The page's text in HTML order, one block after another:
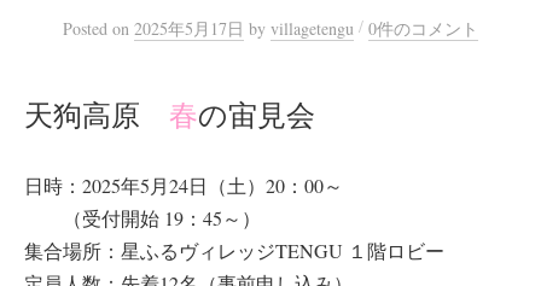
Posted on 2025年5月17日 by villagetengu / 0件のコメント
天狗高原 春の宙見会
日時：2025年5月24日（土）20：00～
（受付開始 19：45～）
集合場所：星ふるヴィレッジTENGU １階ロビー